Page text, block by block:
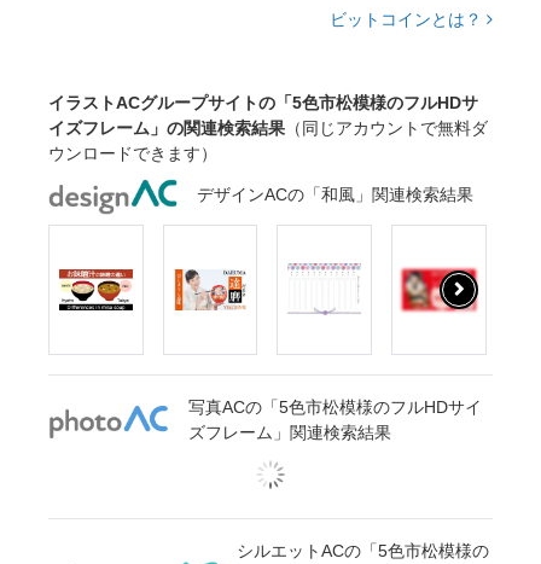
ビットコインとは？
イラストACグループサイトの「5色市松模様のフルHDサ
イズフレーム」の関連検索結果 （同じアカウントで無料ダ
ウンロードできます）
デザインACの「和風」関連検索結果
写真ACの「5色市松模様のフルHDサイ
ズフレーム」関連検索結果
シルエットACの「5色市松模様の